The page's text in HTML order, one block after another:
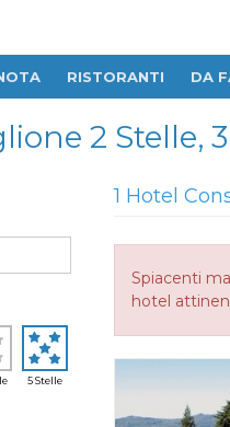
RISTORANTI DA
2 Stelle,
5 Stelle
1 Hotel
Spiacenti
hotel